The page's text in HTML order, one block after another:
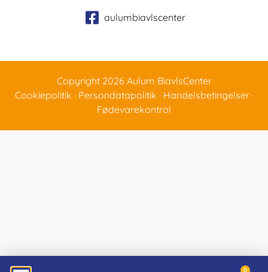
aulumbiavlscenter
Copyright 2026 Aulum BiavlsCenter
Cookiepolitik · Persondatapolitik · Handelsbetingelser·
Fødevarekontrol
0